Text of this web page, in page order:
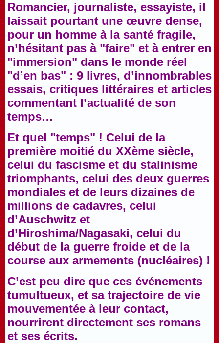
Romancier, journaliste, essayiste, il
laissait pourtant une œuvre dense,
pour un homme à la santé fragile,
n’hésitant pas à "faire" et à entrer en
"immersion" dans le monde réel
"d’en bas" : 9 livres, d’innombrables
essais, critiques littéraires et articles
commentant l’actualité de son
temps…
Et quel "temps" ! Celui de la
première moitié du XXème siècle,
celui du fascisme et du stalinisme
triomphants, celui des deux guerres
mondiales et de leurs dizaines de
millions de cadavres, celui
d’Auschwitz et
d’Hiroshima/Nagasaki, celui du
début de la guerre froide et de la
course aux armements (nucléaires) !
C’est peu dire que ces événements
tumultueux, et sa trajectoire de vie
mouvementée à leur contact,
nourrirent directement ses romans
et ses écrits.